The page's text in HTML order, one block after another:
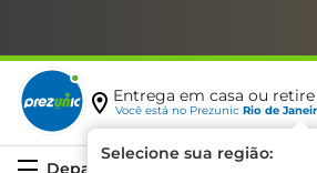
Entrega em casa ou
Você está no Prezunic Rio de
Selecione sua região: